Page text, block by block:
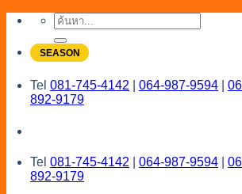
Skip
content
ค้นหา:
SEASON
Tel 081-745-4142 064-987-9594
892-9179
Tel 081-745-4142 064-987-9594
892-9179